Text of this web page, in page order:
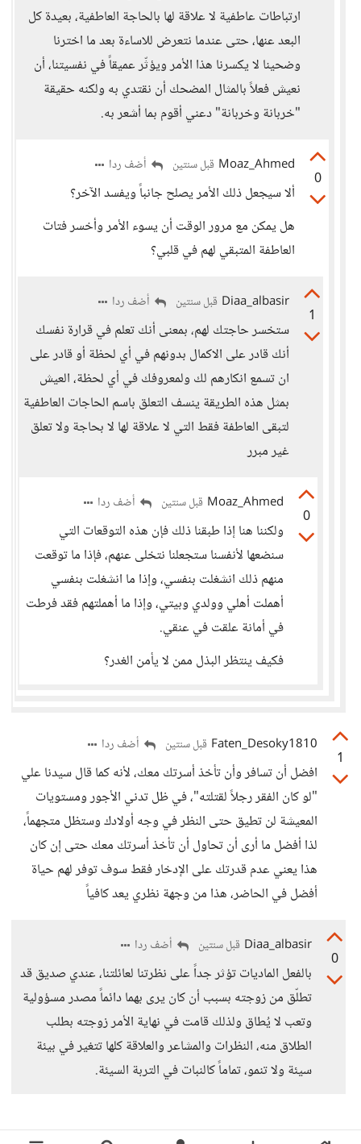
ارتباطات عاطفية لا علاقة لها بالحاجة العاطفية، بعيدة كل
البعد عنها، حتى عندما نتعرض للاساءة بعد ما اخترنا
وضحينا لا يكسرنا هذا الأمر ويؤثّر عميقاً في نفسيتنا، أن
نعيش فعلاً بالمثال المضحك أن نقتدي به ولكنه حقيقة
"خربانة وخربانة" دعني أقوم بما أشعر به.
0
Moaz_Ahmed قبل سنتين أضف ردا
ألا سيجعل ذلك الأمر يصلح جانباً ويفسد الآخر؟
هل يمكن مع مرور الوقت أن يسوء الأمر وأخسر فتات
العاطفة المتبقي لهم في قلبي؟
1
Diaa_albasir قبل سنتين أضف ردا
ستخسر حاجتك لهم، بمعنى أنك تعلم في قرارة نفسك
أنك قادر على الاكمال بدونهم في أي لحظة أو قادر على
ان تسمع انكارهم لك ولمعروفك في أي لحظة، العيش
بمثل هذه الطريقة ينسف التعلق باسم الحاجات العاطفية
لتبقى العاطفة فقط التي لا علاقة لها لا بحاجة ولا تعلق
غير مبرر
0
Moaz_Ahmed قبل سنتين أضف ردا
ولكننا هنا إذا طبقنا ذلك فإن هذه التوقعات التي
سنضعها لأنفسنا ستجعلنا نتخلى عنهم، فإذا ما توقعت
منهم ذلك انشغلت بنفسي، وإذا ما انشغلت بنفسي
أهملت أهلي وولدي وبيتي، وإذا ما أهملتهم فقد فرطت
في أمانة علقت في عنقي.
فكيف ينتظر البذل ممن لا يأمن الغدر؟
1
Faten_Desoky1810 قبل سنتين أضف ردا
افضل أن تسافر وأن تأخذ أسرتك معك، لأنه كما قال سيدنا علي
"لو كان الفقر رجلاً لقتلته"، في ظل تدني الأجور ومستويات
المعيشة لن تطيق حتى النظر في وجه أولادك وستظل متجهماً،
لذا أفضل ما أرى أن تحاول أن تأخذ أسرتك معك حتى إن كان
هذا يعني عدم قدرتك على الإدخار فقط سوف توفر لهم حياة
أفضل في الحاضر، هذا من وجهة نظري يعد كافياً
0
Diaa_albasir قبل سنتين أضف ردا
بالفعل الماديات تؤثر جداً على نظرتنا لعائلتنا، عندي صديق قد
تطلّق من زوجته بسبب أن كان يرى بهما دائماً مصدر مسؤولية
وتعب لا يُطاق ولذلك قامت في نهاية الأمر زوجته بطلب
الطلاق منه، النظرات والمشاعر والعلاقة كلها تتغير في بيئة
سيئة ولا تنمو، تماماً كالنبات في التربة السيئة.